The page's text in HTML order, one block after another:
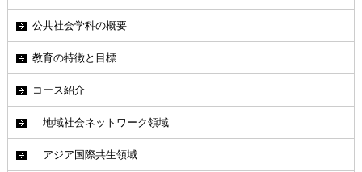
公共社会学科の概要
教育の特徴と目標
コース紹介
地域社会ネットワーク領域
アジア国際共生領域